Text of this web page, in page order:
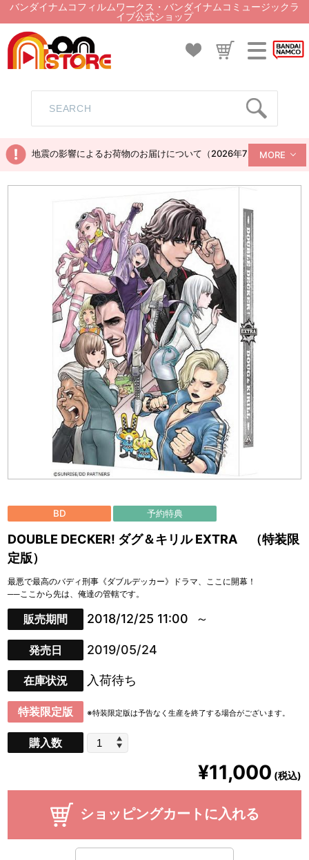
バンダイナムコフィルムワークス・バンダイナムコミュージックラ
イブ公式ショップ
地震の影響によるお荷物のお届けについて（2026年7月28日現在）
MORE
BD 予約特典
DOUBLE DECKER! ダグ＆キリル EXTRA （特装限
定版）
最悪で最高のバディ刑事《ダブルデッカー》ドラマ、ここに開幕！
──ここから先は、俺達の管轄です。
販売期間 2018/12/25 11:00
発売日 2019/05/24
在庫状況 入荷待ち
特装限定版 ※特装限定版は予告なく生産を終了する場合がございます。
購入数
¥11,000 (税込)
ショッピングカートに入れる